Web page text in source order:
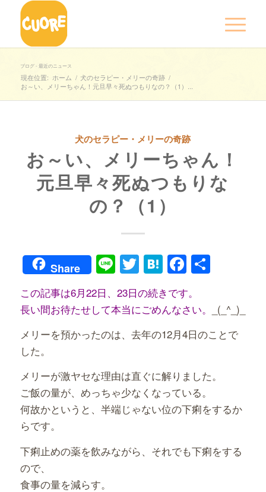
ブログ - 最近のニュース
現在位置: ホーム / 犬のセラピー・メリーの奇跡 /
お～い、メリーちゃん！元旦早々死ぬつもりなの？（1）...
犬のセラピー・メリーの奇跡
お～い、メリーちゃん！
元旦早々死ぬつもりな
の？（1）
Share LineTwitter
Hatena共
この記事は6月22日、23日の続きです。
長い間お待たせして本当にごめんなさい。
_(_^_)_
メリーを預かったのは、去年の12月4日のことで
した。
メリーが激ヤセな理由は直ぐに解りました。
ご飯の量が、めっちゃ少なくなっている。
何故かというと、半端じゃない位の下痢をするか
らです。
下痢止めの薬を飲みながら、それでも下痢をする
ので、
食事の量を減らす。